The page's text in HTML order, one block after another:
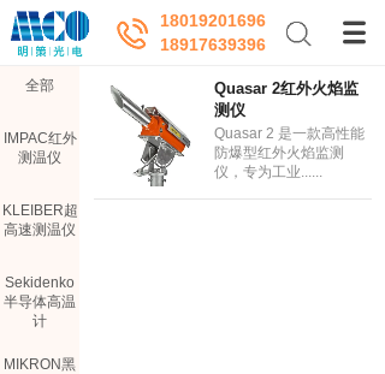
18917639396
18019201696
全部
IMPAC红外
测温仪
KLEIBER超
高速测温仪
Sekidenko
半导体高温
计
MIKRON黑
Quasar 2红外火焰监
测仪
Quasar 2 是一款高性能
防爆型红外火焰监测
仪，专为工业......